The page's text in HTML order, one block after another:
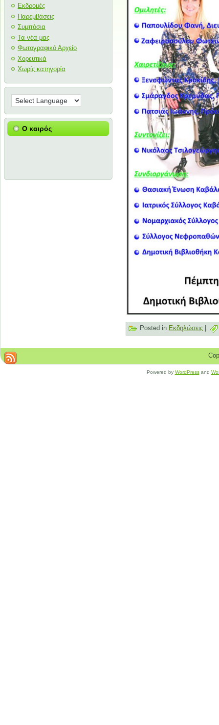
Εκδρομές
Παρεμβάσεις
Συμπόσια
Τα νέα μας
Φωτογραφικό Αρχείο
Χορευτικά
Χωρίς κατηγορία
Ο καιρός
Posted in Εκδηλώσεις
Powered by WordPressand